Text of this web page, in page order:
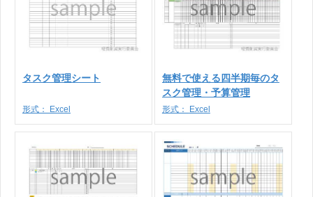
タスク管理シート
形式： Excel
無料で使える四半期毎のタ
スク管理・予算管理
形式： Excel